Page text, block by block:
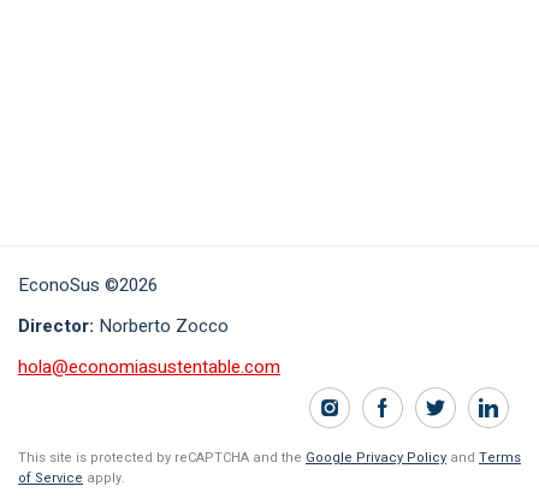
EconoSus ©2026
Director: Norberto Zocco
hola@economiasustentable.com
This site is protected by reCAPTCHA and the Google Privacy Policy and Terms
of Service apply.